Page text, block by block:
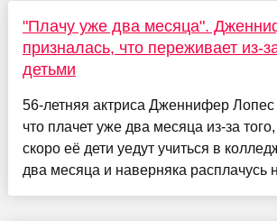
"Плачу уже два месяца".
призналась, что переживает из-
детьми
56-летняя актриса Дженнифер Лопес
что плачет уже два месяца из-за
скоро её дети уедут учиться в
два месяца и наверняка расплачусь